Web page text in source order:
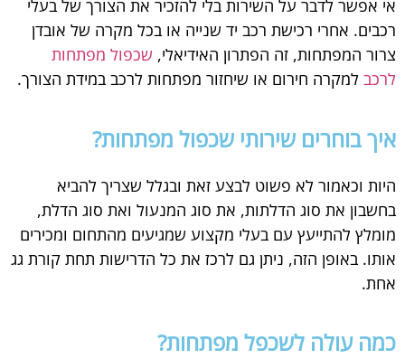
אי אפשר לדבר על השירות בלי להזכיר את הצורך של בעלי
רכבים. אחרי רכישת רכב יד שנייה או בכל מקרה של אובדן
צרור המפתחות, זה הפתרון האידיאלי, שכפול מפתחות
לרכב למקרה חירום או שיחזור מפתחות לרכב במידת הצורך.
איך בוחרים שירותי שכפול מפתחות?
היות וכאמור לא פשוט לבצע זאת ובגלל שצריך להביא
בחשבון את סוג הדלתות, את סוג המנעול ואת סוג הדלת,
מומלץ להתייעץ עם בעלי מקצוע שמגיעים מהתחום ומכירים
אותו. באופן הזה, ניתן גם לרכז את כל הדרישות תחת קורת גג
אחת.
כמה עולה לשכפל מפתחות?